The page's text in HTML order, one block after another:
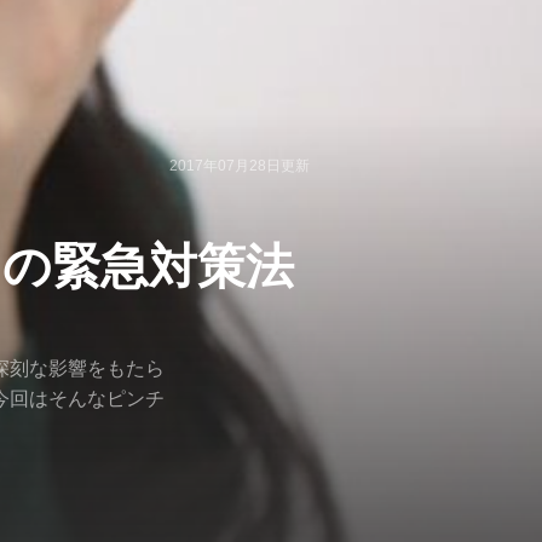
2017年07月28日 更新
緊急対策法
刻な影響をもたら
回はそんなピンチ